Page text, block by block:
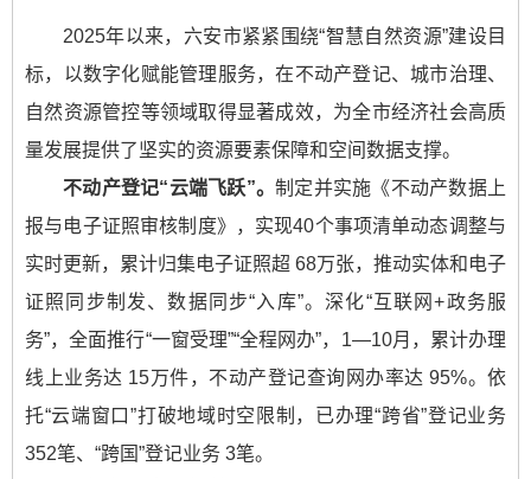
2025年以来，六安市紧紧围绕“智慧自然资源”建设目
标，以数字化赋能管理服务，在不动产登记、城市治理、
自然资源管控等领域取得显著成效，为全市经济社会高质
量发展提供了坚实的资源要素保障和空间数据支撑。
不动产登记“云端飞跃”。制定并实施《不动产数据上
报与电子证照审核制度》，实现40个事项清单动态调整与
实时更新，累计归集电子证照超 68万张，推动实体和电子
证照同步制发、数据同步“入库”。深化“互联网+政务服
务”，全面推行“一窗受理”“全程网办”，1—10月，累计办理
线上业务达 15万件，不动产登记查询网办率达 95%。依
托“云端窗口”打破地域时空限制，已办理“跨省”登记业务
352笔、“跨国”登记业务 3笔。